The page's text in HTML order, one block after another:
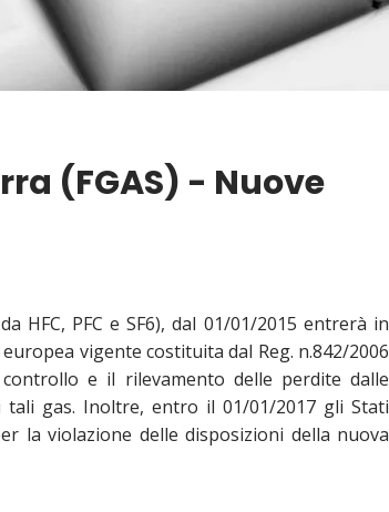
(FGAS) - Nuove
PFC e SF6), dal 01/01/2015 entrerà in
vigente costituita dal Reg. n.842/2006
e il rilevamento delle perdite dalle
gas. Inoltre, entro il 01/01/2017 gli Stati
la violazione delle disposizioni della nuova